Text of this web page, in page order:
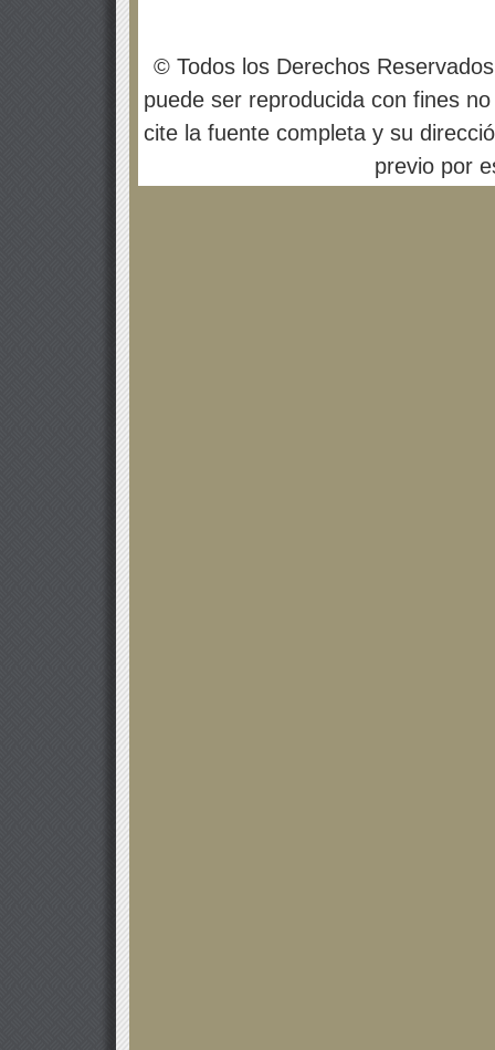
© Todos los Derechos
puede ser reproducida con fines
cite la fuente completa y su
previo por